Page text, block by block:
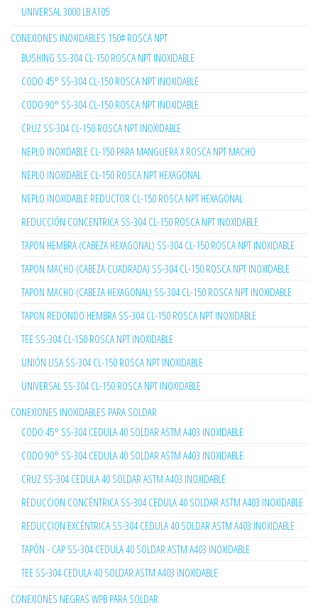
UNIVERSAL 3000 LB A105
CONEXIONES INOXIDABLES 150# ROSCA NPT
BUSHING SS-304 CL-150 ROSCA NPT INOXIDABLE
CODO 45° SS-304 CL-150 ROSCA NPT INOXIDABLE
CODO 90° SS-304 CL-150 ROSCA NPT INOXIDABLE
CRUZ SS-304 CL-150 ROSCA NPT INOXIDABLE
NEPLO INOXIDABLE CL-150 PARA MANGUERA X ROSCA NPT MACHO
NEPLO INOXIDABLE CL-150 ROSCA NPT HEXAGONAL
NEPLO INOXIDABLE REDUCTOR CL-150 ROSCA NPT HEXAGONAL
REDUCCIÓN CONCENTRICA SS-304 CL-150 ROSCA NPT INOXIDABLE
TAPON HEMBRA (CABEZA HEXAGONAL) SS-304 CL-150 ROSCA NPT INOXIDABLE
TAPON MACHO (CABEZA CUADRADA) SS-304 CL-150 ROSCA NPT INOXIDABLE
TAPON MACHO (CABEZA HEXAGONAL) SS-304 CL-150 ROSCA NPT INOXIDABLE
TAPON REDONDO HEMBRA SS-304 CL-150 ROSCA NPT INOXIDABLE
TEE SS-304 CL-150 ROSCA NPT INOXIDABLE
UNIÓN LISA SS-304 CL-150 ROSCA NPT INOXIDABLE
UNIVERSAL SS-304 CL-150 ROSCA NPT INOXIDABLE
CONEXIONES INOXIDABLES PARA SOLDAR
CODO 45° SS-304 CEDULA 40 SOLDAR ASTM A403 INOXIDABLE
CODO 90° SS-304 CEDULA 40 SOLDAR ASTM A403 INOXIDABLE
CRUZ SS-304 CEDULA 40 SOLDAR ASTM A403 INOXIDABLE
REDUCCION CONCÉNTRICA SS-304 CEDULA 40 SOLDAR ASTM A403 INOXIDABLE
REDUCCION EXCÉNTRICA SS-304 CEDULA 40 SOLDAR ASTM A403 INOXIDABLE
TAPÓN - CAP SS-304 CEDULA 40 SOLDAR ASTM A403 INOXIDABLE
TEE SS-304 CEDULA 40 SOLDAR ASTM A403 INOXIDABLE
CONEXIONES NEGRAS WPB PARA SOLDAR